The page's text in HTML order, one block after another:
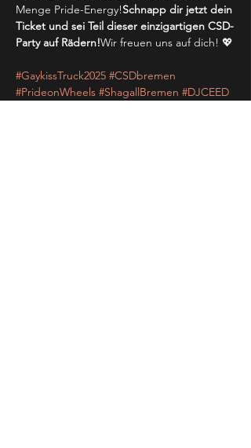
Menge Pride-Energy!Schnapp dir jetzt dein
Ticket und sei Teil dieser einzigartigen CSD-
Party auf Rädern!Wir freuen uns auf dich! 💖
#GaykissTruck2025 #CSDbremen
#PrideonWheels #ShagallBremen #DJCEED